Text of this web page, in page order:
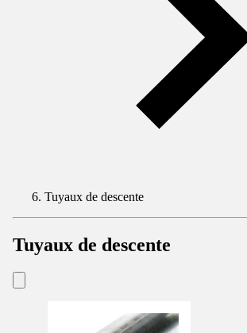
Tuyaux de descente
Tuyaux de descente